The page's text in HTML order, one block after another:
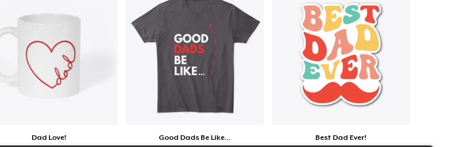
Dad Love! Good Dads Be Like... Best Dad Ever!
Next Level 3600 | Premium Ring-Spun Cotton T-Shirt
US$ 24,99